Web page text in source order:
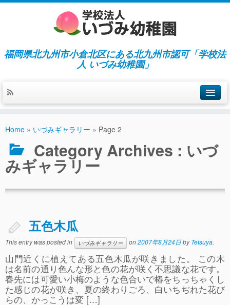
福岡県北九州市小倉北区にある北九州市認可「学校法
人 いづみ幼稚園」
施設紹介
指導／保育の内容
通園について
事故や怪我について
卒園児進路
お知らせ
給食日記
Home » いづみギャラリー » Page 2
Category Archives : いづ
みギャラリー
五色木瓜
This entry was posted in いづみギャラリー on2007年8月24日byTetsuya.
山門近くに植えてある五色木瓜が咲きました。 この木
は名前の通り色んな形と色の花が咲く不思議な花です。
春先には可愛い小梅のような色合いで椿をちっちゃくし
た感じの花が咲き、夏の終わりごろ、白いちぢれた花び
らの、かっこうは変 […]